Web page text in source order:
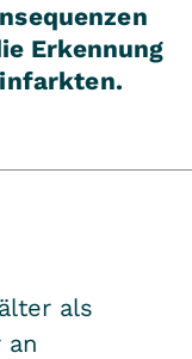
Erkennung
als
an